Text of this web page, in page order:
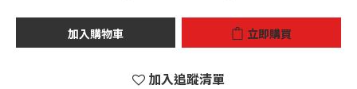
加入購物車 立即購買
加入追蹤清單